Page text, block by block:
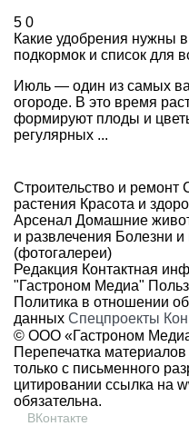
5 0
Какие удобрения нужны
подкормок и список для
Июль — один из самых
огороде. В это время
формируют плоды и
регулярных ...
Строительство и ремонт
растения Красота и
Арсенал Домашние
и развлечения Болезни и
(фотогалереи)
Редакция Контактная
"Гастроном Медиа"
Политика в отношении
данных Спецпроекты
© ООО «Гастроном
Перепечатка
только с письменного
цитировании ссылка на
обязательна.
ВКонтакте